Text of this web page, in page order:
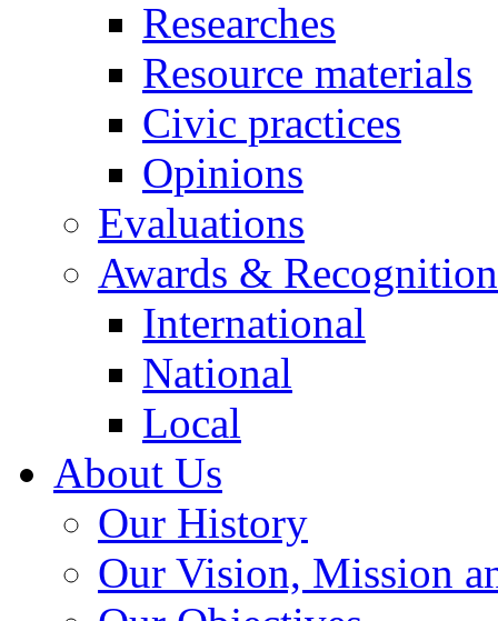
Researches
Resource materials
Civic practices
Opinions
Evaluations
Awards &
International
National
Local
About Us
Our History
Our Vision, Mission